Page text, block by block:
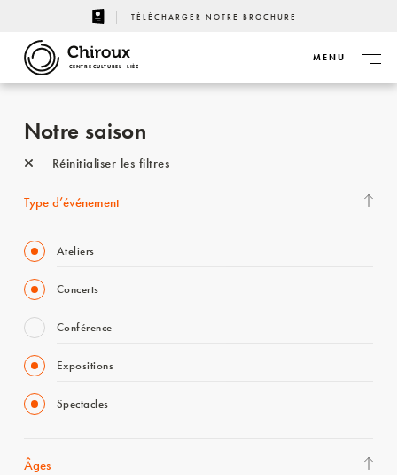
TÉLÉCHARGER NOTRE BROCHURE
CENTRE CULTUREL - LIÈGE
MENU
Notre saison
Réinitialiser les filtres
Type d’événement
Ateliers
Concerts
Conférence
Expositions
Spectacles
Âges